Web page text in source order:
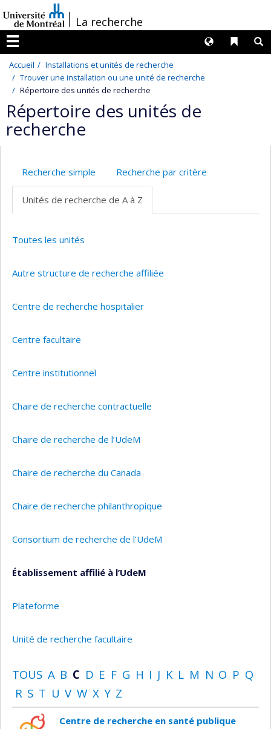
au
contenu
/La recherche
Menu
Liens
Langues
Accueil
Installations et unités de recherche
Trouver une installation ou une unité de recherche
Répertoire des unités de recherche
Répertoire des unités de
recherche
Recherche simple Recherche par critère
Unités de recherche de A à Z
Toutes les unités
Autre structure de recherche affiliée
Centre de recherche hospitalier
Centre facultaire
Centre institutionnel
Chaire de recherche contractuelle
Chaire de recherche de l’UdeM
Chaire de recherche du Canada
Chaire de recherche philanthropique
Consortium de recherche de l’UdeM
Établissement affilié à l’UdeM
Plateforme
Unité de recherche facultaire
TOUS A B C D E F G H I J K L M N O P Q
R S T U V W X Y Z
Centre de recherche en santé publique